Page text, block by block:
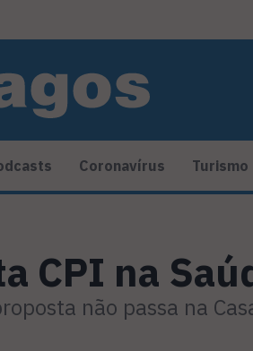
Coronavírus Turismo
CPI na
não passa na